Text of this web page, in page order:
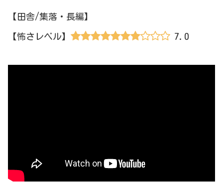
【田舎/集落・長編】
【怖さレベル】 7.0